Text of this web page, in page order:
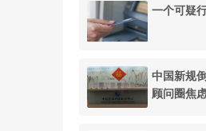
一个可疑
中国新规
顾问圈焦